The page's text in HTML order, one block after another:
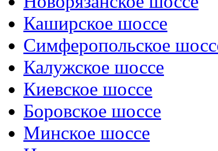
Каширское шоссе
Симферопольское
Калужское шоссе
Киевское шоссе
Боровское шоссе
Минское шоссе